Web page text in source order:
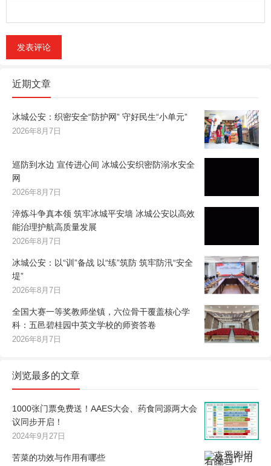
近期文章
冰城公安：织密安全“防护网” 守好民生“小单元”
2026年8月7日
巡防到水边 宣传进心间 冰城公安织密防溺水安全
网
2026年8月7日
淬炼斗争真本领 筑牢冰城平安墙 冰城公安以高效
能治理护航高质量发展
2026年8月7日
冰城公安：以“训”备战 以“练”筑防 筑牢防汛“安全
堤”
2026年8月7日
全国大赛一等奖教师坐镇，六位骨干覆盖核心学
科：五邑碧桂园中英文学校的师资答卷
2026年8月7日
浏览最多的文章
1000张门票免费送！AAES大会、药食同源两大会
议同步开启！
2024年9月27日
苦菜的功效与作用有哪些